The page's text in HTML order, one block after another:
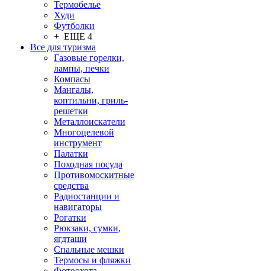
Термобелье
Худи
Футболки
+ ЕЩЕ 4
Все для туризма
Газовые горелки,
лампы, печки
Компасы
Мангалы,
коптильни, гриль-
решетки
Металлоискатели
Многоцелевой
инструмент
Палатки
Походная посуда
Противомоскитные
средства
Радиостанции и
навигаторы
Рогатки
Рюкзаки, сумки,
ягдташи
Спальные мешки
Термосы и фляжки